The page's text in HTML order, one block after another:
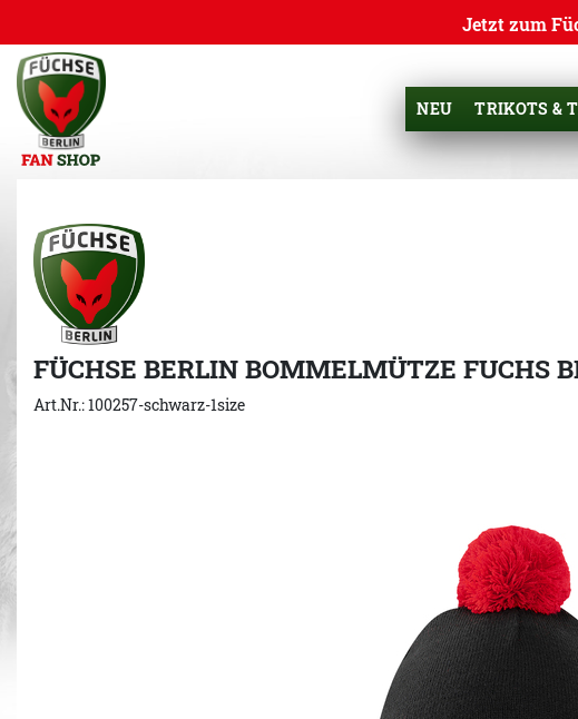
Jetzt zum
NEU TRIKOTS &
FÜCHSE BERLIN BOMMELMÜTZE FUCHS
Art.Nr.: 100257-schwarz-1size